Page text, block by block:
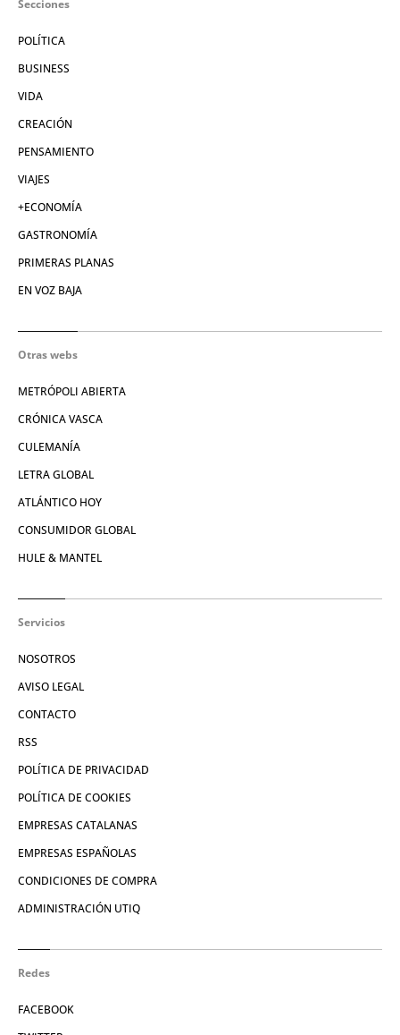
Secciones
POLÍTICA
BUSINESS
VIDA
CREACIÓN
PENSAMIENTO
VIAJES
+ECONOMÍA
GASTRONOMÍA
PRIMERAS PLANAS
EN VOZ BAJA
Otras webs
METRÓPOLI ABIERTA
CRÓNICA VASCA
CULEMANÍA
LETRA GLOBAL
ATLÁNTICO HOY
CONSUMIDOR GLOBAL
HULE & MANTEL
Servicios
NOSOTROS
AVISO LEGAL
CONTACTO
RSS
POLÍTICA DE PRIVACIDAD
POLÍTICA DE COOKIES
EMPRESAS CATALANAS
EMPRESAS ESPAÑOLAS
CONDICIONES DE COMPRA
ADMINISTRACIÓN UTIQ
Redes
FACEBOOK